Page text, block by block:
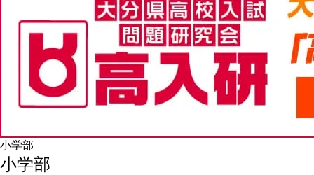
小学部
小学部